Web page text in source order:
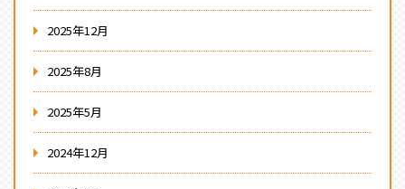
2025年12月
2025年8月
2025年5月
2024年12月